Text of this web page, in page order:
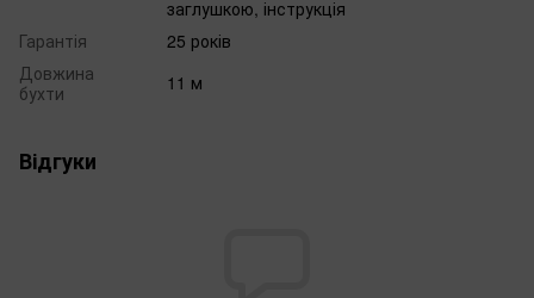
заглушкою, інструкція
Гарантія
25 років
Довжина
бухти
11 м
Відгуки